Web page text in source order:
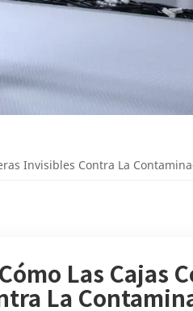
Invisibles Contra La
Las Cajas
La